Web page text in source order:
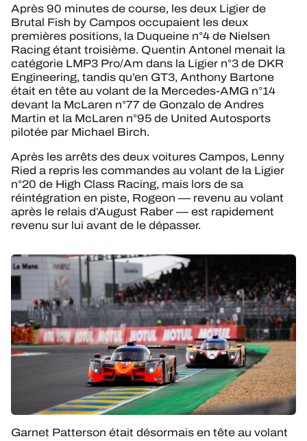
Après 90 minutes de course, les deux Ligier de
Brutal Fish by Campos occupaient les deux
premières positions, la Duqueine n°4 de Nielsen
Racing étant troisième. Quentin Antonel menait la
catégorie LMP3 Pro/Am dans la Ligier n°3 de DKR
Engineering, tandis qu’en GT3, Anthony Bartone
était en tête au volant de la Mercedes-AMG n°14
devant la McLaren n°77 de Gonzalo de Andres
Martin et la McLaren n°95 de United Autosports
pilotée par Michael Birch.
Après les arrêts des deux voitures Campos, Lenny
Ried a repris les commandes au volant de la Ligier
n°20 de High Class Racing, mais lors de sa
réintégration en piste, Rogeon — revenu au volant
après le relais d’August Raber — est rapidement
revenu sur lui avant de le dépasser.
Garnet Patterson était désormais en tête au volant